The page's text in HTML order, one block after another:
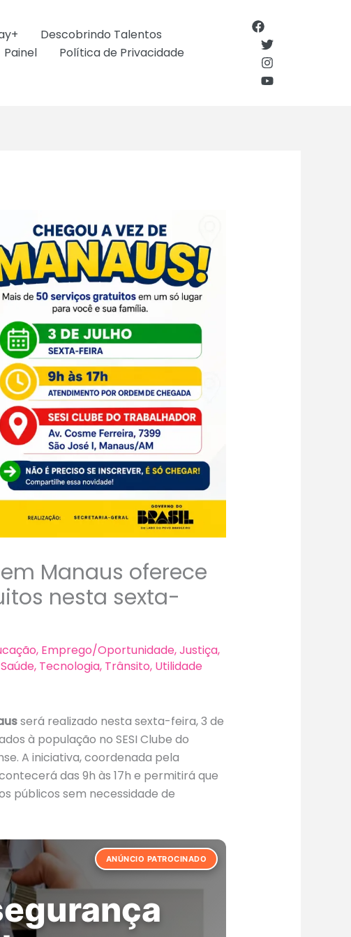
Descobrindo Talentos
Painel
Política de Privacidade
Manaus oferece
nesta sexta-
, Emprego/Oportunidade,Justiça,
Saúde, Tecnologia, Trânsito, Utilidade
será realizado nesta sexta-feira, 3 de
à população no SESI Clube do
A iniciativa, coordenada pela
das 9h às 17h e permitirá que
públicos sem necessidade de
4K Wi-fi
ANÚNCIO PATROCINADO
Dot com